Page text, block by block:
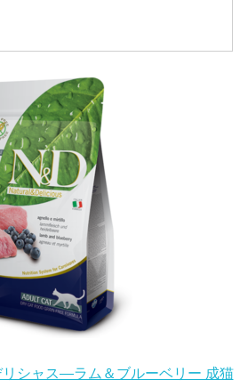
シャス―ラム＆ブルーベリー 成猫